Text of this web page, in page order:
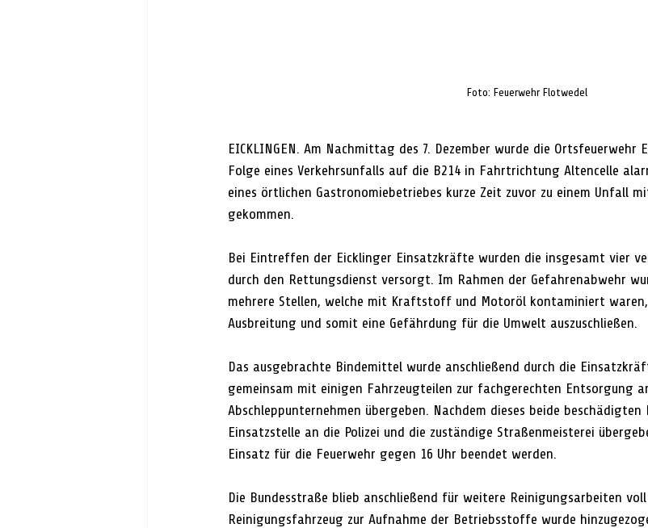
Foto: Feuerwehr Flotwedel
EICKLINGEN. Am Nachmittag des 7. Dezember wurde die Ortsfeuerwehr
Folge eines Verkehrsunfalls auf die B214 in Fahrtrichtung Altencelle
eines örtlichen Gastronomiebetriebes kurze Zeit zuvor zu einem Unfall
gekommen.
Bei Eintreffen der Eicklinger Einsatzkräfte wurden die insgesamt vier
durch den Rettungsdienst versorgt. Im Rahmen der Gefahrenabwehr
mehrere Stellen, welche mit Kraftstoff und Motoröl kontaminiert
Ausbreitung und somit eine Gefährdung für die Umwelt auszuschließen.
Das ausgebrachte Bindemittel wurde anschließend durch die
gemeinsam mit einigen Fahrzeugteilen zur fachgerechten Entsorgung
Abschleppunternehmen übergeben. Nachdem dieses beide beschädigten
Einsatzstelle an die Polizei und die zuständige Straßenmeisterei
Einsatz für die Feuerwehr gegen 16 Uhr beendet werden.
Die Bundesstraße blieb anschließend für weitere Reinigungsarbeiten
Reinigungsfahrzeug zur Aufnahme der Betriebsstoffe wurde